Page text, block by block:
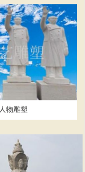
人物雕塑